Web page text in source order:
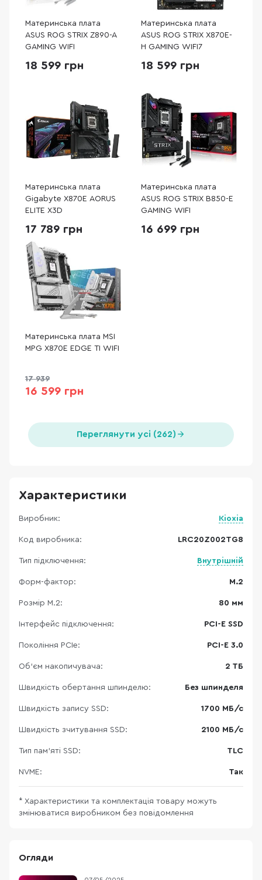
Материнська плата
ASUS ROG STRIX Z890-A
GAMING WIFI
18 599 грн
Материнська плата
ASUS ROG STRIX X870E-
H GAMING WIFI7
18 599 грн
Материнська плата
Gigabyte X870E AORUS
ELITE X3D
17 789 грн
Материнська плата
ASUS ROG STRIX B850-E
GAMING WIFI
16 699 грн
Материнська плата MSI
MPG X870E EDGE TI WIFI
17 939
16 599 грн
Переглянути усі (262)
Характеристики
Виробник: Kioxia
Код виробника: LRC20Z002TG8
Тип підключення: Внутрішній
Форм-фактор: M.2
Розмір M.2: 80 мм
Інтерфейс підключення: PCI-E SSD
Покоління PCIe: PCI-E 3.0
Об'єм накопичувача: 2 ТБ
Швидкість обертання шпинделю: Без шпинделя
Швидкість запису SSD: 1700 МБ/с
Швидкість зчитування SSD: 2100 МБ/с
Тип пам'яті SSD: TLC
NVME: Так
* Характеристики та комплектація товару можуть
змінюватися виробником без повідомлення
Огляди